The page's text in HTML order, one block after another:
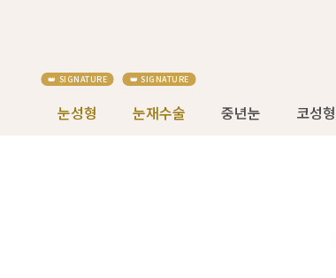
눈성형 눈재수술 중년눈 코성형